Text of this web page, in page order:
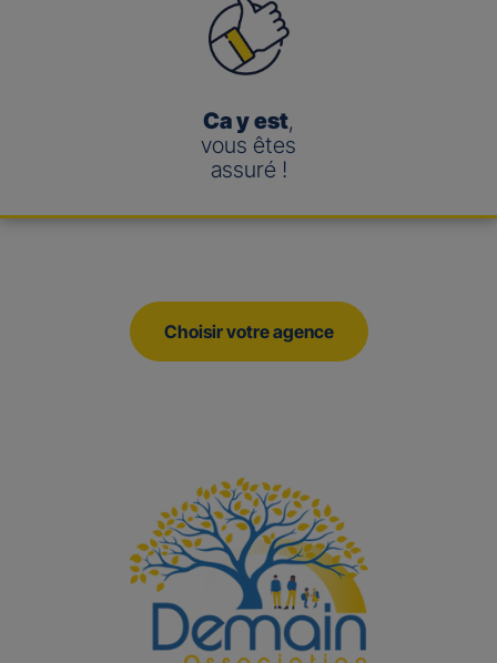
Ca y est,
vous êtes
assuré !
Choisir votre agence